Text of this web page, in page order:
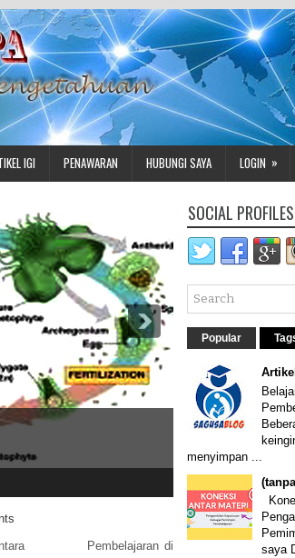
IGI PENAWARAN HUBUNGI SAYA LOGIN »
Pembelajaran di
SOCIAL PROFILES
Popular
menyimpan ...
saya